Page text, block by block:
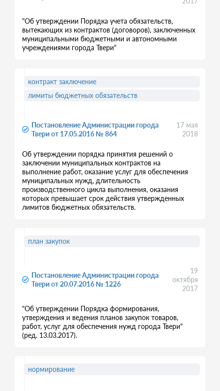
"Об утверждении Порядка учета обязательств,
вытекающих из контрактов (договоров), заключенных
муниципальными бюджетными и автономными
учреждениями города Твери"
Постановление Администрации города
Твери от 17.05.2016 № 864
17 мая
2018
Об утверждении порядка принятия решений о
заключении муниципальных контрактов на
выполнение работ, оказание услуг для обеспечения
муниципальных нужд, длительность
производственного цикла выполнения, оказания
которых превышает срок действия утвержденных
лимитов бюджетных обязательств.
контракт заключение
лимиты бюджетных обязательств
Постановление Администрации города
Твери от 20.07.2016 № 1226
19
октября
2017
"Об утверждении Порядка формирования,
утверждения и ведения планов закупок товаров,
работ, услуг для обеспечения нужд города Твери"
(ред. 13.03.2017).
план закупок
нормирование